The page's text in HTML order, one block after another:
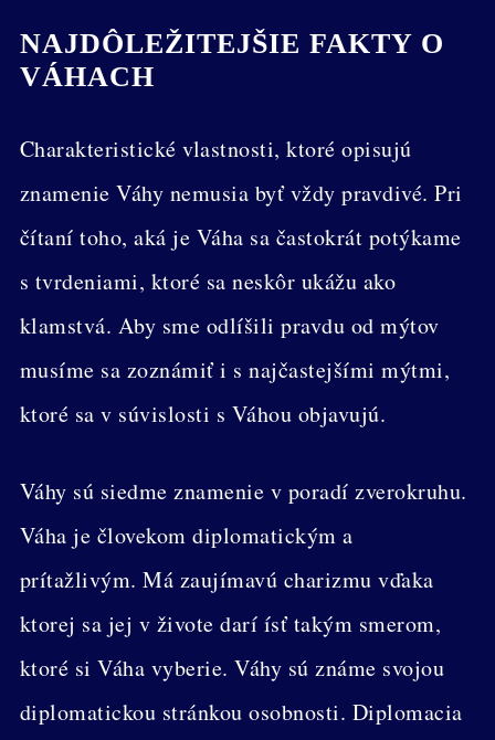
NAJDÔLEŽITEJŠIE FAKTY O
VÁHACH
Charakteristické vlastnosti, ktoré opisujú
znamenie Váhy nemusia byť vždy pravdivé. Pri
čítaní toho, aká je Váha sa častokrát potýkame
s tvrdeniami, ktoré sa neskôr ukážu ako
klamstvá. Aby sme odlíšili pravdu od mýtov
musíme sa zoznámiť i s najčastejšími mýtmi,
ktoré sa v súvislosti s Váhou objavujú.
Váhy sú siedme znamenie v poradí zverokruhu.
Váha je človekom diplomatickým a
prítažlivým. Má zaujímavú charizmu vďaka
ktorej sa jej v živote darí ísť takým smerom,
ktoré si Váha vyberie. Váhy sú známe svojou
diplomatickou stránkou osobnosti. Diplomacia